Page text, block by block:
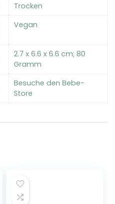
‎Trocken
‎Vegan
‎2.7 x 6.6 x 6.6 cm; 80
Gramm
Besuche den Bebe-
Store